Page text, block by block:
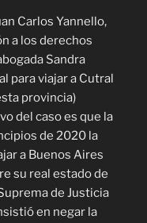
Carlos Yannello,
a los derechos
Sandra
para viajar a Cutral
provincia)
del caso es que la
de 2020 la
a Buenos Aires
su real estado de
de Justicia
en negar la